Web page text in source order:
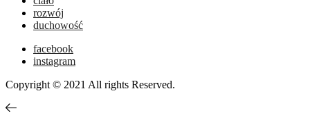
rozwój
duchowość
facebook
instagram
Copyright © 2021 All rights Reserved.